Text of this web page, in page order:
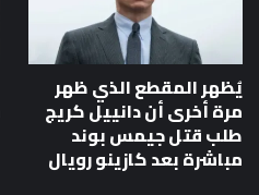
يُظهر المقطع الذي ظهر
مرة أخرى أن دانييل كريج
طلب قتل جيمس بوند
مباشرة بعد كازينو رويال